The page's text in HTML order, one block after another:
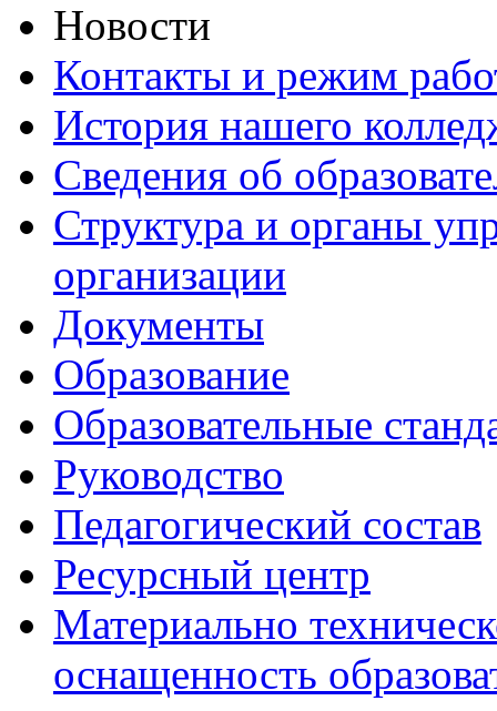
Новости
Контакты и режим
История нашего
Сведения об
Структура и органы
организации
Документы
Образование
Образовательные
Руководство
Педагогический состав
Ресурсный центр
Материально
оснащенность